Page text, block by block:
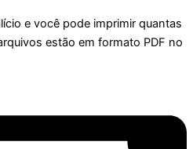
e você pode imprimir quantas
estão em formato PDF no